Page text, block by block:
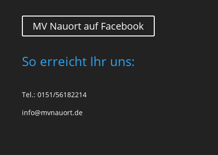
MV Nauort auf Facebook
So erreicht Ihr uns:
Tel.: 0151/56182214
info@mvnauort.de